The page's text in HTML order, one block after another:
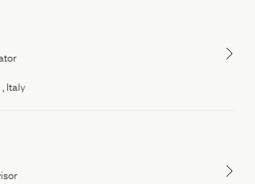
Our Governance
TOM FORD FASHION
Documents
Italy